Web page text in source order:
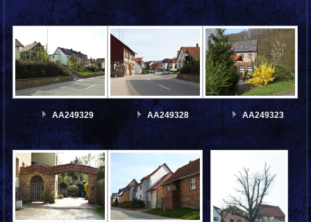
AA249329 AA249328 AA249323